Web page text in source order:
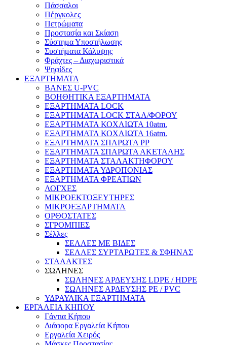
Πάσσαλοι
Πέργκολες
Πετρώματα
Προστασία και Σκίαση
Σύστημα Υποστήλωσης
Συστήματα Κάλυψης
Φράχτες – Διαχωριστικά
Ψηφίδες
ΕΞΑΡΤΗΜΑΤΑ
ΒΑΝΕΣ U-PVC
ΒΟΗΘΗΤΙΚΑ ΕΞΑΡΤΗΜΑΤΑ
ΕΞΑΡΤΗΜΑΤΑ LOCK
ΕΞΑΡΤΗΜΑΤΑ LOCK ΣΤΑΛ/ΦΟΡΟΥ
ΕΞΑΡΤΗΜΑΤΑ ΚΟΧΛΙΩΤΑ 10atm.
ΕΞΑΡΤΗΜΑΤΑ ΚΟΧΛΙΩΤΑ 16atm.
ΕΞΑΡΤΗΜΑΤΑ ΣΠΑΡΩΤΑ PP
ΕΞΑΡΤΗΜΑΤΑ ΣΠΑΡΩΤΑ ΑΚΕΤΑΛΗΣ
ΕΞΑΡΤΗΜΑΤΑ ΣΤΑΛΑΚΤΗΦΟΡΟΥ
ΕΞΑΡΤΗΜΑΤΑ ΥΔΡΟΠΟΝΙΑΣ
ΕΞΑΡΤΗΜΑΤΑ ΦΡΕΑΤΙΩΝ
ΛΟΓΧΕΣ
ΜΙΚΡΟΕΚΤΟΞΕΥΤΗΡΕΣ
ΜΙΚΡΟΕΞΑΡΤΗΜΑΤΑ
ΟΡΘΟΣΤΑΤΕΣ
ΣΓΡΟΜΠΙΕΣ
Σέλλες
ΣΕΛΛΕΣ ΜΕ ΒΙΔΕΣ
ΣΕΛΛΕΣ ΣΥΡΤΑΡΩΤΕΣ & ΣΦΗΝΑΣ
ΣΤΑΛΑΚΤΕΣ
ΣΩΛΗΝΕΣ
ΣΩΛΗΝΕΣ ΑΡΔΕΥΣΗΣ LDPE / HDPE
ΣΩΛΗΝΕΣ ΑΡΔΕΥΣΗΣ PE / PVC
ΥΔΡΑΥΛΙΚΑ ΕΞΑΡΤΗΜΑΤΑ
ΕΡΓΑΛΕΙΑ ΚΗΠΟΥ
Γάντια Κήπου
Διάφορα Εργαλεία Κήπου
Εργαλεία Χειρός